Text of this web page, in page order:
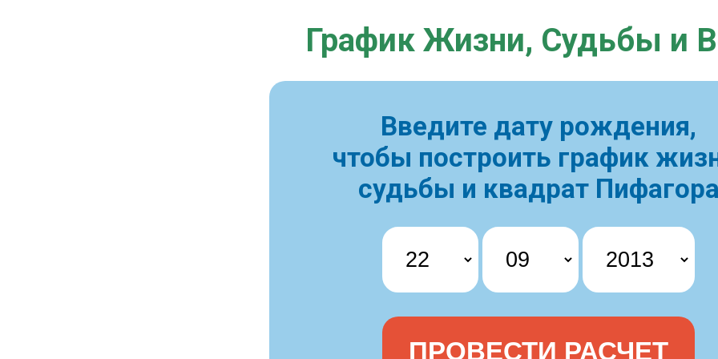
График Жизни, Судьбы и
Введите дату рождения,
чтобы построить график
судьбы и квадрат Пифагора
ПРОВЕСТИ РАСЧЕТ